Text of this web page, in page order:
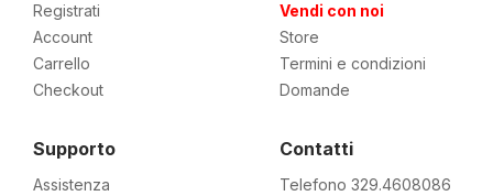
Registrati
Account
Carrello
Checkout
Vendi con noi
Store
Termini e condizioni
Domande
Supporto
Assistenza
Contatti
Telefono 329.4608086